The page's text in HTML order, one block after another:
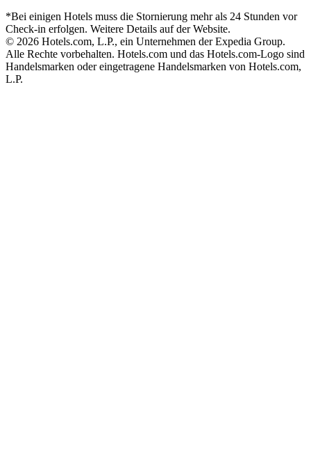
*Bei einigen Hotels muss die Stornierung mehr als 24 Stunden vor
Check-in erfolgen. Weitere Details auf der Website.
© 2026 Hotels.com, L.P., ein Unternehmen der Expedia Group.
Alle Rechte vorbehalten. Hotels.com und das Hotels.com-Logo sind
Handelsmarken oder eingetragene Handelsmarken von Hotels.com,
L.P.